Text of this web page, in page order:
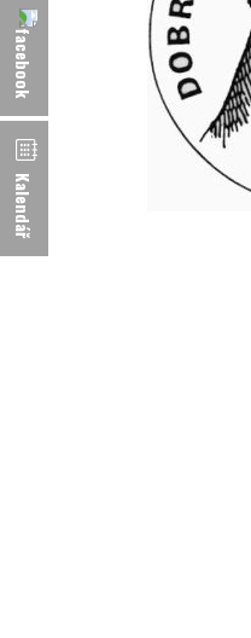
Kalendář